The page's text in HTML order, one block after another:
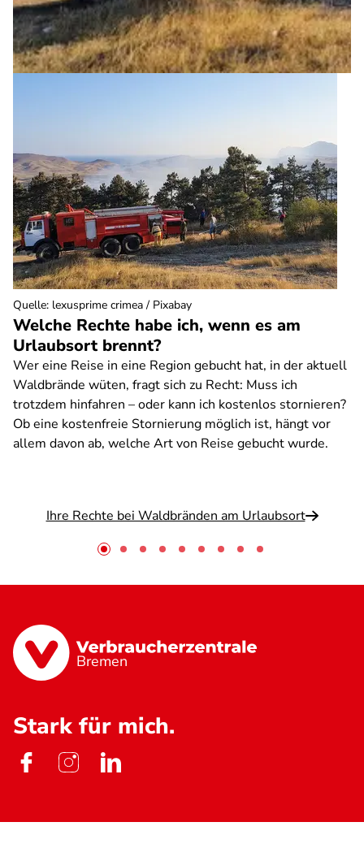
Welche Rechte habe ich, wenn es am
Urlaubsort brennt?
Wer eine Reise in eine Region gebucht hat, in der aktuell
Waldbrände wüten, fragt sich zu Recht: Muss ich
trotzdem hinfahren – oder kann ich kostenlos stornieren?
Ob eine kostenfreie Stornierung möglich ist, hängt vor
allem davon ab, welche Art von Reise gebucht wurde.
Ihre Rechte bei Waldbränden am Urlaubsort
Quelle: lexusprime crimea / Pixabay
Bremen
Stark für mich.